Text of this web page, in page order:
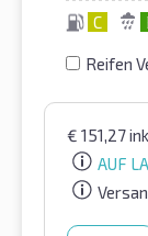
C
Reifen
€ 151,27
AUF